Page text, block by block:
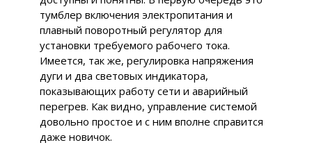
тумблер включения электропитания и
плавный поворотный регулятор для
установки требуемого рабочего тока.
Имеется, так же, регулировка напряжения
дуги и два световых индикатора,
показывающих работу сети и аварийный
перегрев. Как видно, управление системой
довольно простое и с ним вполне справится
даже новичок.